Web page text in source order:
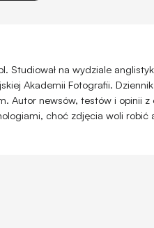
Studiował na wydziale
Akademii Fotografii.
Autor newsów, testów i opinii z
choć zdjęcia woli robić